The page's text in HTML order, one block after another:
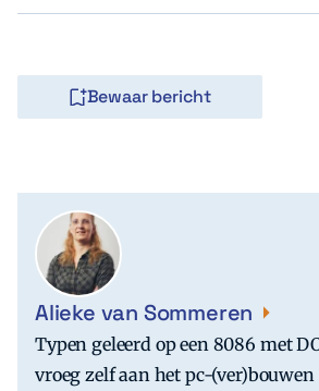
Bewaar bericht
Alieke van Sommeren
Typen geleerd op een 8086 met
vroeg zelf aan het pc-(ver)bouwen